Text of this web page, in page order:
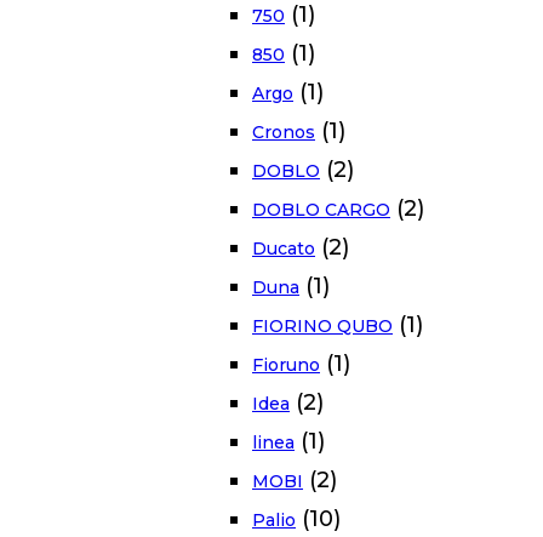
750 (1)
850 (1)
Argo (1)
Cronos (1)
DOBLO (2)
DOBLO CARGO (2)
Ducato (2)
Duna (1)
FIORINO QUBO (1)
Fioruno (1)
Idea (2)
linea (1)
MOBI (2)
Palio (10)